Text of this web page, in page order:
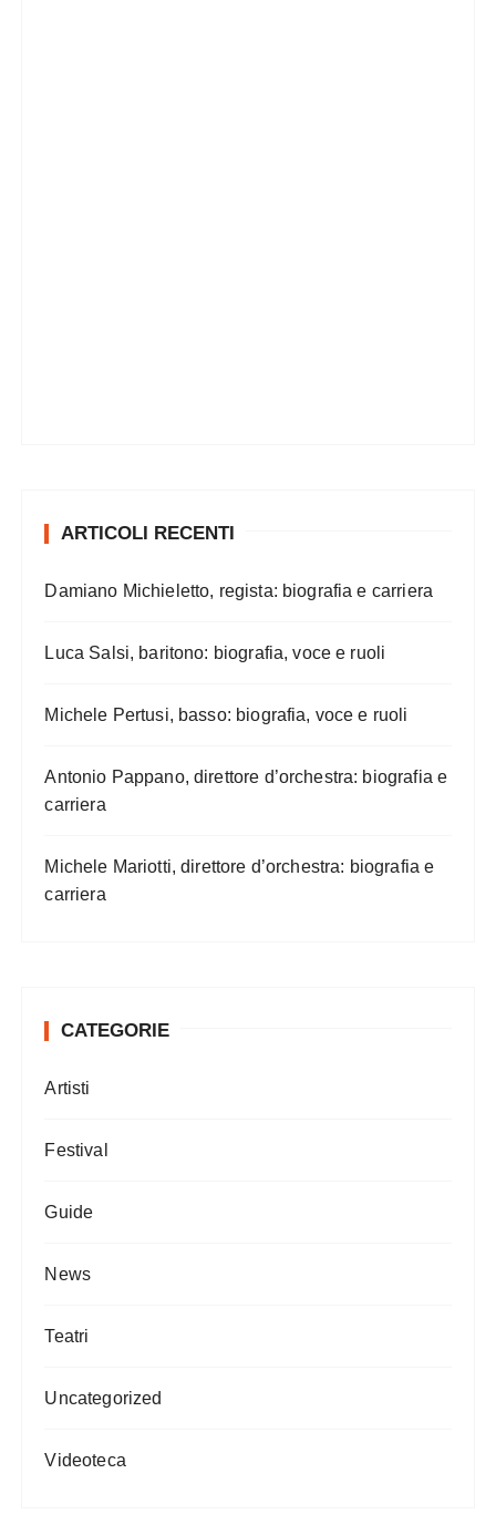
ARTICOLI RECENTI
Damiano Michieletto, regista: biografia e carriera
Luca Salsi, baritono: biografia, voce e ruoli
Michele Pertusi, basso: biografia, voce e ruoli
Antonio Pappano, direttore d’orchestra: biografia e
carriera
Michele Mariotti, direttore d’orchestra: biografia e
carriera
CATEGORIE
Artisti
Festival
Guide
News
Teatri
Uncategorized
Videoteca